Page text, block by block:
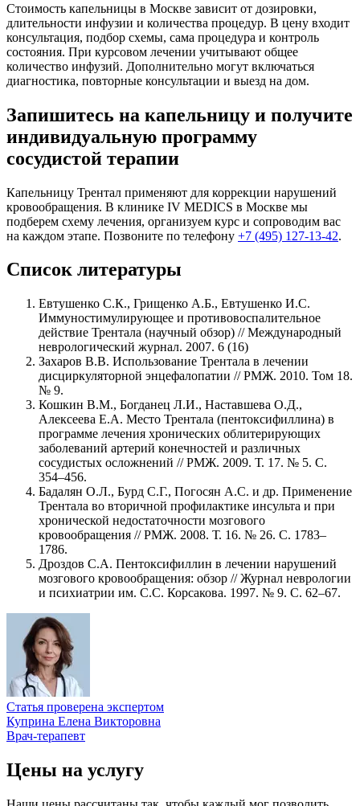
Стоимость капельницы в Москве зависит от дозировки,
длительности инфузии и количества процедур. В цену входит
консультация, подбор схемы, сама процедура и контроль
состояния. При курсовом лечении учитывают общее
количество инфузий. Дополнительно могут включаться
диагностика, повторные консультации и выезд на дом.
Запишитесь на капельницу и получите
индивидуальную программу
сосудистой терапии
Капельницу Трентал применяют для коррекции нарушений
кровообращения. В клинике IV MEDICS в Москве мы
подберем схему лечения, организуем курс и сопроводим вас
на каждом этапе. Позвоните по телефону +7 (495) 127-13-42.
Список литературы
Евтушенко С.К., Грищенко А.Б., Евтушенко И.С.
Иммуностимулирующее и противовоспалительное
действие Трентала (научный обзор) // Международный
неврологический журнал. 2007. 6 (16)
Захаров В.В. Использование Трентала в лечении
дисциркуляторной энцефалопатии // РМЖ. 2010. Том 18.
№ 9.
Кошкин В.М., Богданец Л.И., Наставшева О.Д.,
Алексеева Е.А. Место Трентала (пентоксифиллина) в
программе лечения хронических облитерирующих
заболеваний артерий конечностей и различных
сосудистых осложнений // РМЖ. 2009. Т. 17. № 5. С.
354–456.
Бадалян О.Л., Бурд С.Г., Погосян А.С. и др. Применение
Трентала во вторичной профилактике инсульта и при
хронической недостаточности мозгового
кровообращения // РМЖ. 2008. Т. 16. № 26. С. 1783–
1786.
Дроздов С.А. Пентоксифиллин в лечении нарушений
мозгового кровообращения: обзор // Журнал неврологии
и психиатрии им. С.С. Корсакова. 1997. № 9. С. 62–67.
Статья проверена экспертом
Куприна Елена Викторовна
Врач-терапевт
Цены на услугу